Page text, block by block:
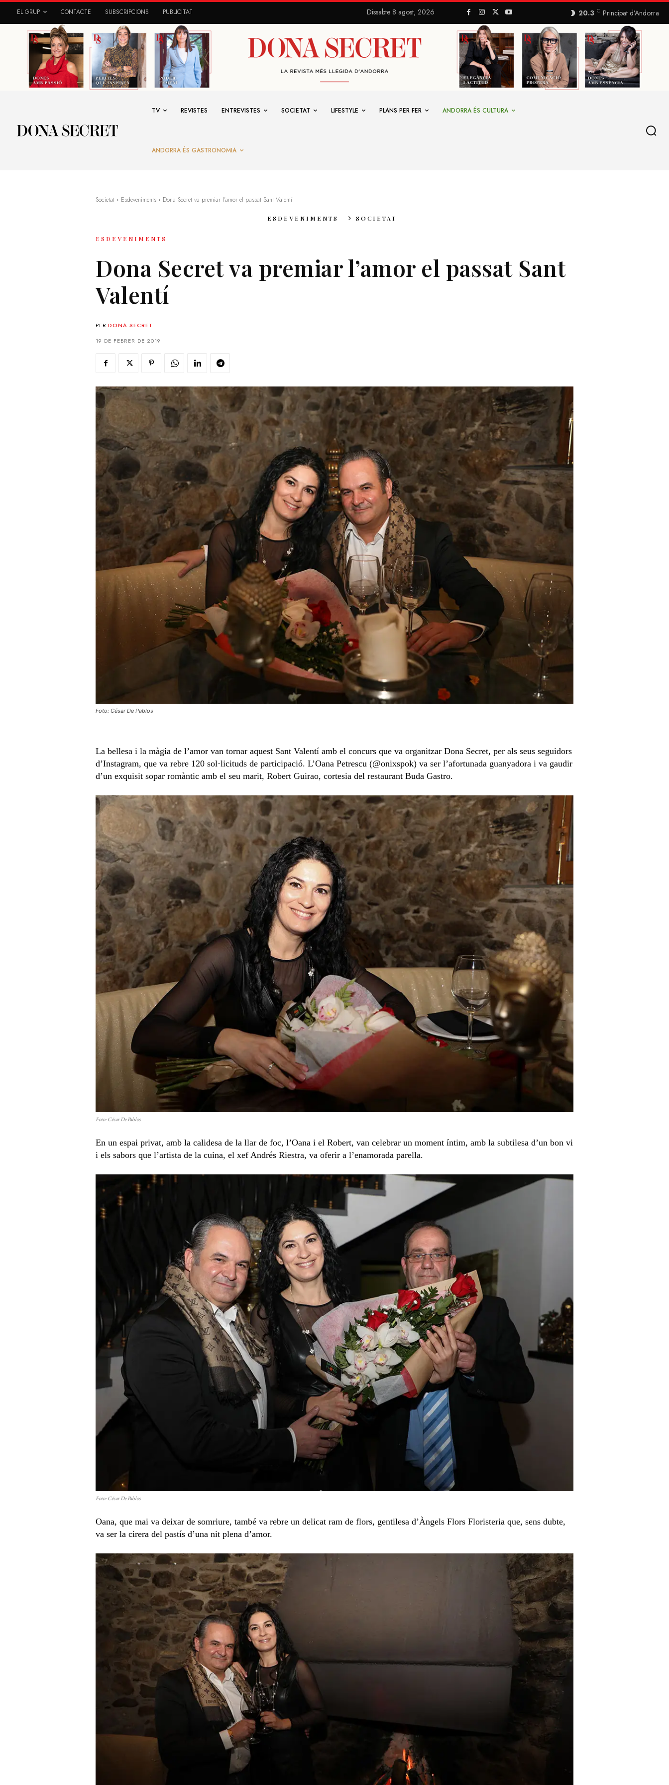
EL GRUP CONTACTE SUBSCRIPCIONS PUBLICITAT Dissabte 8 agost, 2026 20.3 C Principat d’Andorra
TV REVISTES ENTREVISTES SOCIETAT LIFESTYLE PLANS PER FER ANDORRA ÉS CULTURA
ANDORRA ÉS GASTRONOMIA
Societat Esdeveniments Dona Secret va premiar l’amor el passat Sant Valentí
ESDEVENIMENTS SOCIETAT
ESDEVENIMENTS
Dona Secret va premiar l’amor el passat Sant
Valentí
PER DONA SECRET
19 DE FEBRER DE 2019
Foto: César De Pablos
La bellesa i la màgia de l’amor van tornar aquest Sant Valentí amb el concurs que va organitzar Dona Secret, per als seus seguidors
d’Instagram, que va rebre 120 sol·licituds de participació. L’Oana Petrescu (@onixspok) va ser l’afortunada guanyadora i va gaudir
d’un exquisit sopar romàntic amb el seu marit, Robert Guirao, cortesia del restaurant Buda Gastro.
Foto: César De Pablos
En un espai privat, amb la calidesa de la llar de foc, l’Oana i el Robert, van celebrar un moment íntim, amb la subtilesa d’un bon vi
i els sabors que l’artista de la cuina, el xef Andrés Riestra, va oferir a l’enamorada parella.
Foto: César De Pablos
Oana, que mai va deixar de somriure, també va rebre un delicat ram de flors, gentilesa d’Àngels Flors Floristeria que, sens dubte,
va ser la cirera del pastís d’una nit plena d’amor.